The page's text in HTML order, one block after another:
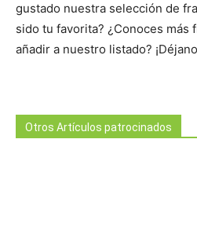
gustado nuestra selección de
sido tu favorita? ¿Conoces más
añadir a nuestro listado?
Otros Artículos patrocinados